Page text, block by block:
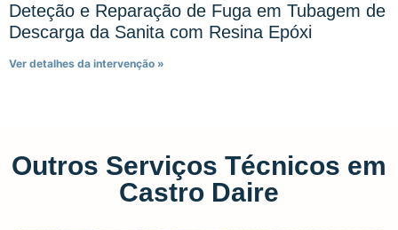
Deteção e Reparação de Fuga em Tubagem de
Descarga da Sanita com Resina Epóxi
Ver detalhes da intervenção »
Outros Serviços Técnicos em
Castro Daire